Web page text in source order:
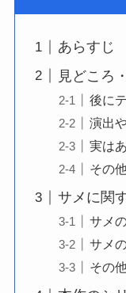
あらすじ
見どころ
後に
演出
実は
その
サメに関
サメ
サメ
その